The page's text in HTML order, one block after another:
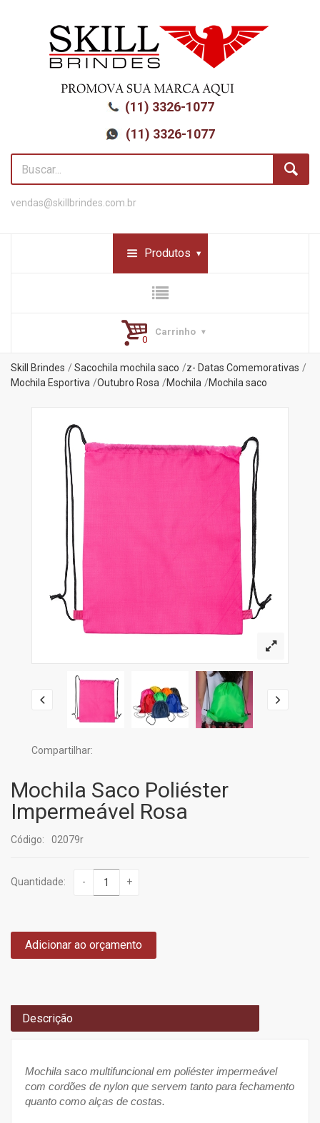
(11) 3326-1077
(11) 3326-1077
vendas@skillbrindes.com.br
Produtos
Carrinho
Skill Brindes Sacochila mochila saco
z- Datas Comemorativas
Mochila Esportiva
Outubro Rosa Mochila Mochila saco
Compartilhar:
Mochila Saco Poliéster
Impermeável Rosa
Código: 02079r
Quantidade: - +
Adicionar ao orçamento
Descrição
Mochila saco multifuncional em poliéster impermeável
com cordões de nylon que servem tanto para fechamento
quanto como alças de costas.